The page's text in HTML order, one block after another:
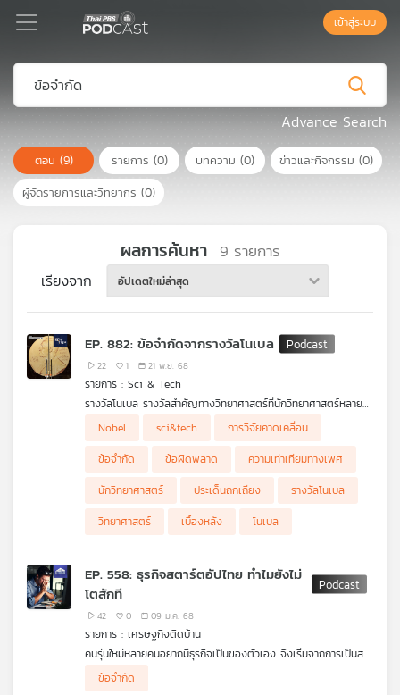
Podcast
เพล
ย์
ลิ
เพล
สต์
ข่าว
เข้าสู่ระบบ
Advance Search
ตอน (9) รายการ (0) บทความ (0) ข่าวและกิจกรรม (0)
ผู้จัดรายการและวิทยากร (0)
ผลการค้นหา 9 รายการ
เรียงจาก อัปเดตใหม่ล่าสุด
EP. 882: ข้อจำกัดจากรางวัลโนเบล
22 1 21 พ.ย. 68
รายการ : Sci & Tech
รางวัลโนเบล รางวัลสำคัญทางวิทยาศาสตร์ที่นักวิทยาศาสตร์หลาย
คนนับถือ แต่มีอีกด้านที่พบว่ารางวัลนี้มีข้อจำกัดและมีเบื้องหลังหลาย
มุมที่เป็นประเด็นถกเถียงหรือกลายเป็นข้อผิดพลาดที่ไม่สามารถแก้ไข
ได้ ทั้งความเท่าเทียมทางเพศ การวิจัยคาดเคลื่อน ไปจนถึงข้อมูลที่นำ
มาสู่ความเข้าใจผิด
Nobel sci&tech
การวิจัยคาดเคลื่อน
ข้อจำกัด
ข้อผิดพลาด
ความเท่าเทียมทางเพศ
นักวิทยาศาสตร์
ประเด็นถกเถียง
รางวัลโนเบล
วิทยาศาสตร์
เบื้องหลัง โนเบล
EP. 558: ธุรกิจสตาร์ตอัปไทย ทำไมยังไม่
โตสักที
42 0 09 ม.ค. 68
รายการ : เศรษฐกิจติดบ้าน
คนรุ่นใหม่หลายคนอยากมีธุรกิจเป็นของตัวเอง จึงเริ่มจากการเป็นส
ตาร์ตอัป (Startup) ช่วงหนึ่งธุรกิจลักษณะนี้เกิดขึ้นมากมาย สุดท้าย
ไปไม่รอดก็ค่อย ๆ หายไป แต่หากยังอยู่ธุรกิจประเภทนี้ในไทยทำไมไม่
ข้อจำกัด